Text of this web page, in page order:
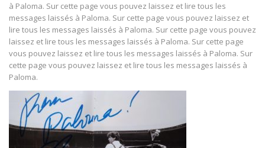
à Paloma. Sur cette page vous pouvez laissez et lire tous les
messages laissés à Paloma. Sur cette page vous pouvez laissez et
lire tous les messages laissés à Paloma. Sur cette page vous pouvez
laissez et lire tous les messages laissés à Paloma. Sur cette page
vous pouvez laissez et lire tous les messages laissés à Paloma. Sur
cette page vous pouvez laissez et lire tous les messages laissés à
Paloma.